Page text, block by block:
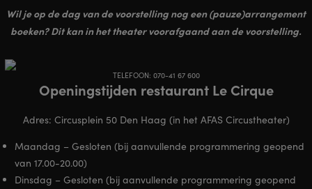
Wil je op de dag van de voorstelling nog een (pauze)arrangement
boeken? Dit kan in het theater voorafgaand aan de voorstelling.
TELEFOON: 070-41 67 600
Openingstijden restaurant Le Cirque
Adres: Circusplein 50 Den Haag (in het AFAS Circustheater)
Maandag – Gesloten (bij aanvullende programmering geopend
van 17.00-20.00)
Dinsdag – Gesloten (bij aanvullende programmering geopend